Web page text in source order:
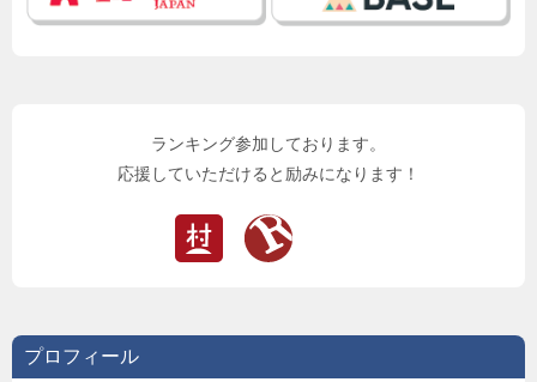
ランキング参加しております。
応援していただけると励みになります！
プロフィール